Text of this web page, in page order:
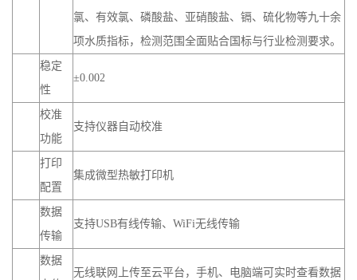
氯、有效氯、磷酸盐、亚硝酸盐、镉、硫化物等九十余
项水质指标，检测范围全面贴合国标与行业检测要求。
稳定
性
±0.002
校准
功能
支持仪器自动校准
打印
配置
集成微型热敏打印机
数据
传输
支持USB有线传输、WiFi无线传输
数据
无线联网上传至云平台，手机、电脑端可实时查看数据